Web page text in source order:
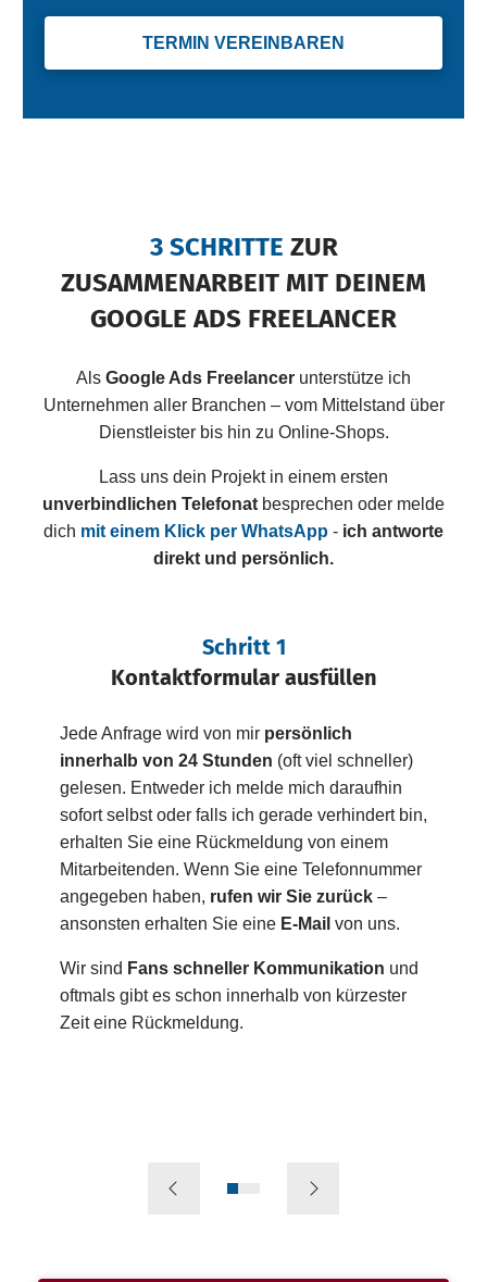
TERMIN VEREINBAREN
3 SCHRITTE ZUR
ZUSAMMENARBEIT MIT DEINEM
GOOGLE ADS FREELANCER
Als Google Ads Freelancer unterstütze ich
Unternehmen aller Branchen – vom Mittelstand über
Dienstleister bis hin zu Online-Shops.
Lass uns dein Projekt in einem ersten
unverbindlichen Telefonat besprechen oder melde
dich mit einem Klick per WhatsApp - ich antworte
direkt und persönlich.
Schritt 1
Kontaktformular ausfüllen
Jede Anfrage wird von mir persönlich
innerhalb von 24 Stunden (oft viel schneller)
gelesen. Entweder ich melde mich daraufhin
sofort selbst oder falls ich gerade verhindert bin,
erhalten Sie eine Rückmeldung von einem
Mitarbeitenden. Wenn Sie eine Telefonnummer
angegeben haben, rufen wir Sie zurück–
ansonsten erhalten Sie eine E-Mail von uns.
Wir sind Fans schneller Kommunikation und
oftmals gibt es schon innerhalb von kürzester
Zeit eine Rückmeldung.
Schritt 2
Kostenfreies Erstgespräch
Mail oder Telefon (wie gewünscht)
über Ihr Unternehmen erzählen
Google Ads
nichts
verkaufen und machen auch noch kein
Schritt 3
Strategiegespräch & Angebot
individuelles
Angebot
Angebotsbesprechung
all Ihre Fragen
01